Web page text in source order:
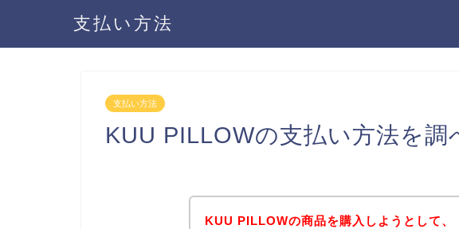
支払い方法
支払い方法
KUU PILLOWの支払い方法を調
KUU PILLOWの商品を購入しようとして、